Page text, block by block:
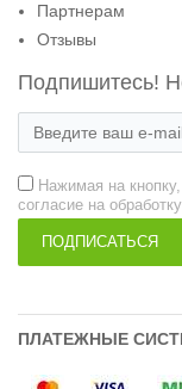
Партнерам
Отзывы
Подпишитесь!
Нажимая на
согласие на
ПОДПИСАТЬСЯ
ПЛАТЕЖНЫЕ